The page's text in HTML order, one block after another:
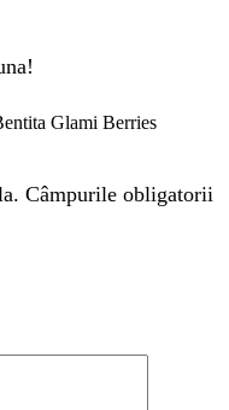
Glami Berries
Câmpurile obligatorii